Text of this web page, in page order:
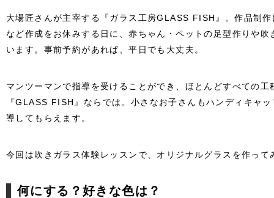
大場匠さんが主宰する『ガラス工房GLASS FISH』。作品制
など作成をお休みする日に、赤ちゃん・ペットの足型作りや
います。事前予約があれば、平日でも大丈夫。
マンツーマンで指導を受けることができ、ほとんどすべての
『GLASS FISH』ならでは。小さなお子さんもハンディキャ
導してもらえます。
今回は吹きガラス体験レッスンで、オリジナルグラスを作って
何にする？好きな色は？